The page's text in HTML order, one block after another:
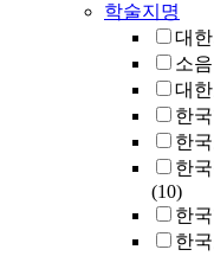
학술지명
대
소
대
한
한
한
(10)
한
한